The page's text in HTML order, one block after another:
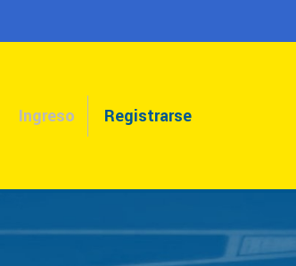
Ingreso Registrarse